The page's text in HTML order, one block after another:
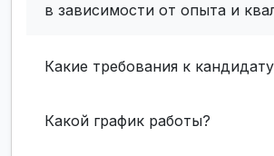
в зависимости от опыта и
Какие требования к
Какой график работы?